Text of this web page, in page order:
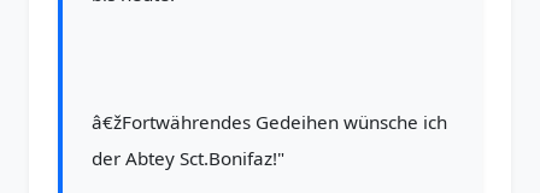
â€žFortwährendes Gedeihen wünsche ich
der Abtey Sct.Bonifaz!"